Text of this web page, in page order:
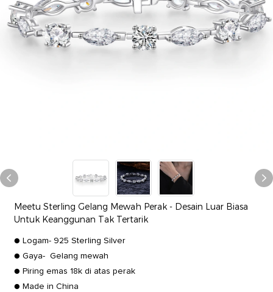
Meetu Sterling Gelang Mewah Perak - Desain Luar Biasa
Untuk Keanggunan Tak Tertarik
● Logam- 925 Sterling Silver
● Gaya- Gelang mewah
● Piring emas 18k di atas perak
● Made in China